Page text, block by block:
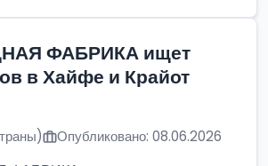
ФАБРИКА ищет
в Хайфе и Крайот
Опубликовано: 08.06.2026